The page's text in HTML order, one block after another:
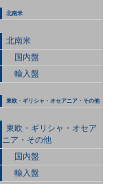
北南米
北南米
国内盤
輸入盤
東欧・ギリシャ・オセアニア・その他
東欧・ギリシャ・オセア
ニア・その他
国内盤
輸入盤